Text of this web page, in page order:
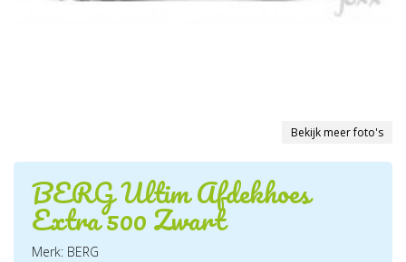
Bekijk meer foto's
BERG Ultim Afdekhoes
Extra 500 Zwart
Merk: BERG